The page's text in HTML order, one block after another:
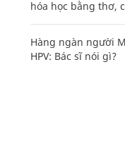
hóa học bằng thơ,
Hàng ngàn người
HPV: Bác sĩ nói gì?